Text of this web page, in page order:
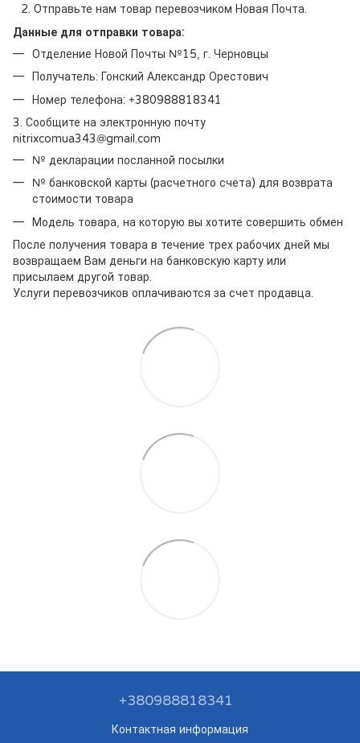
Отправьте нам товар перевозчиком Новая Почта.
Данные для отправки товара:
Отделение Новой Почты №15, г. Черновцы
Получатель: Гонский Александр Орестович
Номер телефона: +380988818341
3. Сообщите на электронную почту
nitrixcomua343@gmail.com
№ декларации посланной посылки
№ банковской карты (расчетного счета) для возврата
стоимости товара
Модель товара, на которую вы хотите совершить обмен
После получения товара в течение трех рабочих дней мы
возвращаем Вам деньги на банковскую карту или
присылаем другой товар.
Услуги перевозчиков оплачиваются за счет продавца.
+380988818341
Контактная информация